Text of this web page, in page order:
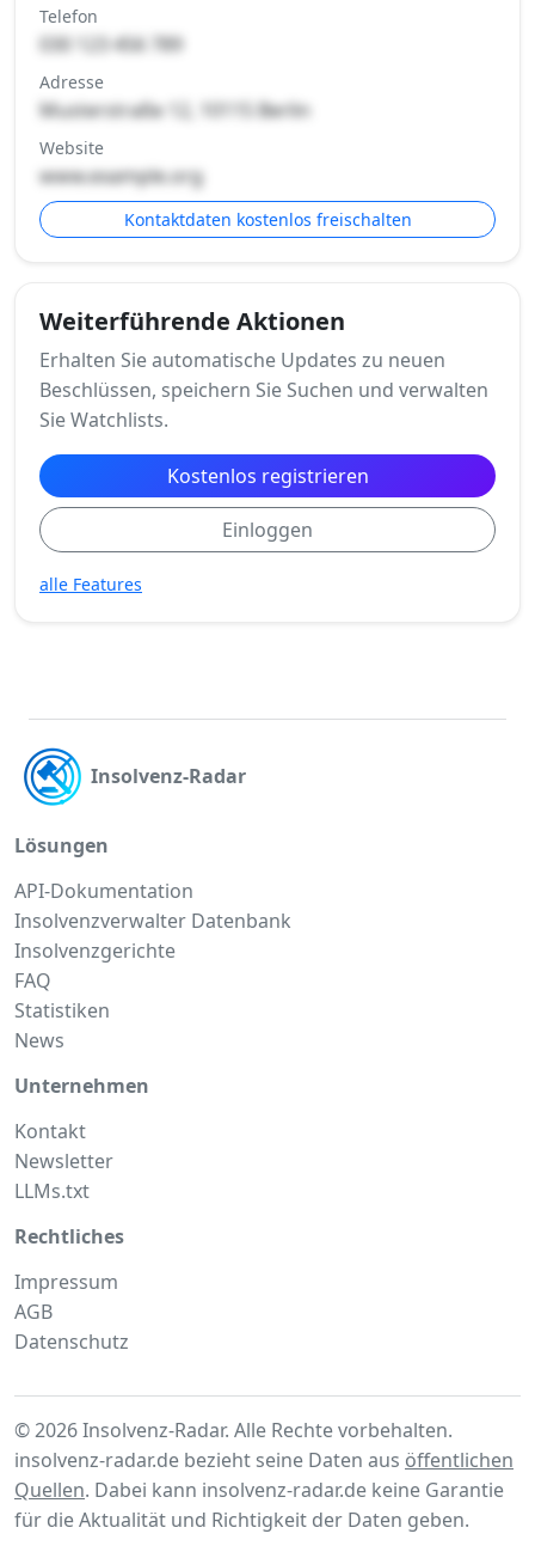
Telefon
030 123 456 789
Adresse
Musterstraße 12, 10115 Berlin
Website
www.example.org
Kontaktdaten kostenlos freischalten
Weiterführende Aktionen
Erhalten Sie automatische Updates zu neuen
Beschlüssen, speichern Sie Suchen und verwalten
Sie Watchlists.
Kostenlos registrieren
Einloggen
alle Features
Insolvenz-Radar
Lösungen
API-Dokumentation
Insolvenzverwalter Datenbank
Insolvenzgerichte
FAQ
Statistiken
News
Unternehmen
Kontakt
Newsletter
LLMs.txt
Rechtliches
Impressum
AGB
Datenschutz
© 2026 Insolvenz-Radar. Alle Rechte vorbehalten.
insolvenz-radar.de bezieht seine Daten aus öffentlichen
Quellen. Dabei kann insolvenz-radar.de keine Garantie
für die Aktualität und Richtigkeit der Daten geben.